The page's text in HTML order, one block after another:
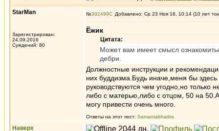
StarMan
Зарегистрирован:
24.09.2016
Суждений: 80
№302499 Добавлено: Ср 23 Ноя 16, 10:14 (10 лет
Ёжик
Цитата:
Может вам имеет смысл
дебри.
Должностные инструкции и
них буддизма.Будь иначе,меня бы
руководствуются чем угодно,но только
либо с матерью,либо с отцом, 50 на
могу привести очень много.
Ответы на этот пост: Samantabhadra
Наверх